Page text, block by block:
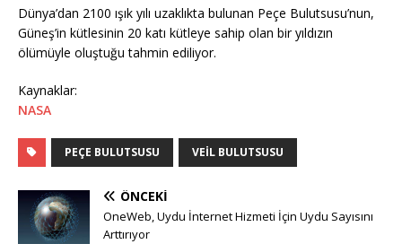
Dünya’dan 2100 ışık yılı uzaklıkta bulunan Peçe Bulutsusu’nun,
Güneş’in kütlesinin 20 katı kütleye sahip olan bir yıldızın
ölümüyle oluştuğu tahmin ediliyor.
Kaynaklar:
NASA
PEÇE BULUTSUSU VEIL BULUTSUSU
ÖNCEKI
OneWeb, Uydu İnternet Hizmeti İçin Uydu Sayısını
Arttırıyor